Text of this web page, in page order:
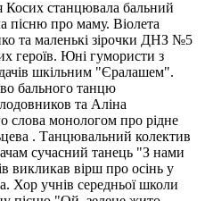
станцювала бальний
пісню про маму. Віолета
та маленькі зірочки ДНЗ №5
героїв. Юні гумористи з
шкільним "Єралашем".
бального танцю
та Аліна
слова монологом про рідне
. Танцювальний колектив
сучасний танець "З нами
викликав вірш про осінь у
Хор учнів середньої школи